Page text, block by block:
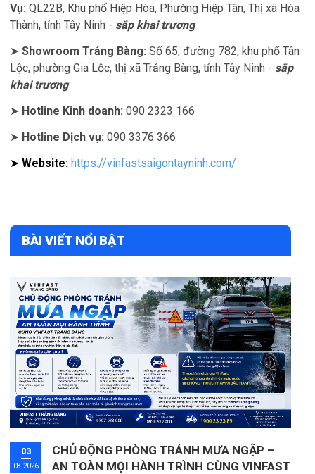
Vụ: QL22B, Khu phố Hiệp Hòa, Phường Hiệp Tân, Thị xã Hòa
Thành, tỉnh Tây Ninh - sắp khai trương
➤Showroom Trảng Bàng: Số 65, đường 782, khu phố Tân
Lộc, phường Gia Lộc, thị xã Trảng Bàng, tỉnh Tây Ninh - sắp
khai trương
➤ Hotline Kinh doanh: 090 2323 166
➤ Hotline Dịch vụ: 090 3376 366
➤Website: https://vinfastsaigontayninh.com/
BÀI VIẾT NỔI BẬT
03
08-2026
CHỦ ĐỘNG PHÒNG TRÁNH MƯA NGẬP –
AN TOÀN MỌI HÀNH TRÌNH CÙNG VINFAST